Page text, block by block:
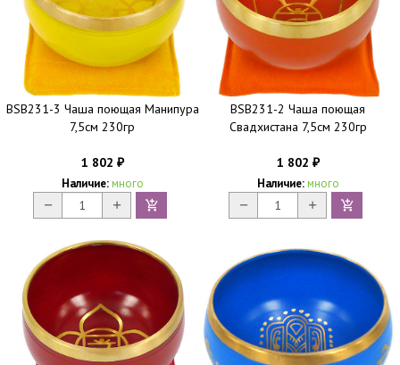
BSB231-3 Чаша поющая Манипура
7,5см 230гр
1 802 ₽
Наличие: много
BSB231-2 Чаша поющая
Свадхистана 7,5см 230гр
1 802 ₽
Наличие: много